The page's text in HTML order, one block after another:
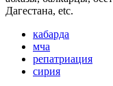
Дагестана, etc.
кабарда
мча
репатриация
сирия